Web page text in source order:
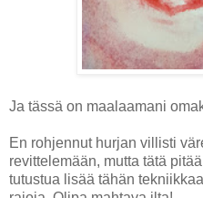
Ja tässä on maalaamani
En rohjennut hurjan villisti
revittelemään, mutta tätä
tutustua lisää tähän